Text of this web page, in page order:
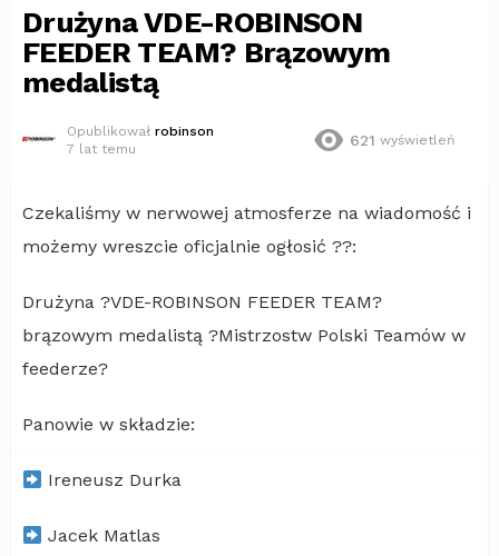
Drużyna VDE-ROBINSON
FEEDER TEAM? Brązowym
medalistą
Opublikował robinson
7 lat temu
621 wyświetleń
Czekaliśmy w nerwowej atmosferze na wiadomość i
możemy wreszcie oficjalnie ogłosić ??:
Drużyna ?VDE-ROBINSON FEEDER TEAM?
brązowym medalistą ?Mistrzostw Polski Teamów w
feederze?
Panowie w składzie:
Ireneusz Durka
Jacek Matlas